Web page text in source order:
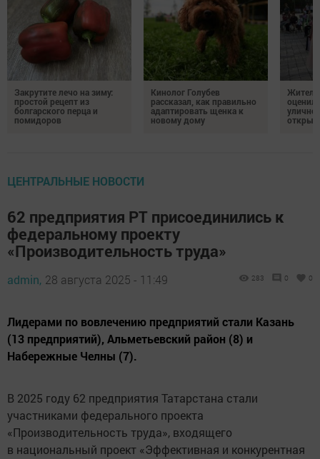
Закрутите лечо на зиму:
простой рецепт из
болгарского перца и
помидоров
Кинолог Голубев
рассказал, как правильно
адаптировать щенка к
новому дому
ЦЕНТРАЛЬНЫЕ НОВОСТИ
62 предприятия РТ присоединились к
федеральному проекту
«Производительность труда»
admin, 28 августа 2025 - 11:49 283 0 0
Лидерами по вовлечению предприятий стали Казань
(13 предприятий), Альметьевский район (8) и
Набережные Челны (7).
В 2025 году 62 предприятия Татарстана стали
участниками федерального проекта
«Производительность труда», входящего
в национальный проект «Эффективная и конкурентная